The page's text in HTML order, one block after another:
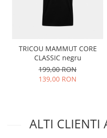
TRICOU MAMMUT CORE
CLASSIC negru
199,00 RON
139,00 RON
ALTI CLIENTI